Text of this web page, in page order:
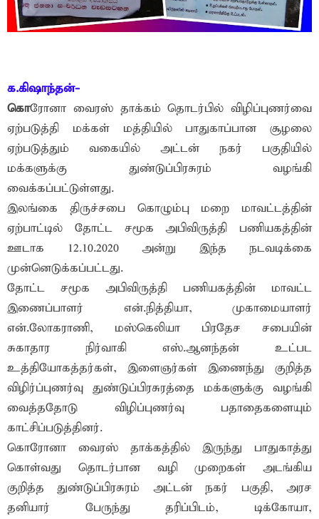
க.கிஷாந்தன்-
கொரோனா வைரஸ் தாக்கம் தொடர்பில் விழிப்புணர்வை
ஏற்படுத்தி மக்கள் மத்தியில் பாதுகாப்பான சூழலை
ஏற்படுத்தும் வகையில் அட்டன் நகர் பகுதியில்
மக்களுக்கு துண்டுப்பிரசுரம் வழங்கி
வைக்கப்பட்டுள்ளது.
இலங்கை திருச்சபை கொழும்பு மறை மாவட்டத்தின்
ஏற்பாட்டில் தோட்ட சமூக அபிவிருத்தி பணியகத்தின்
ஊடாக 12.10.2020 அன்று இந்த நடவடிக்கை
முன்னெடுக்கப்பட்டது.
தோட்ட சமூக அபிவிருத்தி பணியகத்தின் மாவட்ட
இணைப்பாளர் என்.நித்தியா, முகாமையாளர்
என்.லோகராணி, மஸ்கெலியா பிரதேச சபையின்
சுகாதார நிர்வாகி எஸ்.ஆனந்தன் உட்பட
உத்தியோகத்தர்கள், இளைஞர்கள் இணைந்து குறித்த
விழிர்ப்புணர்வு துண்டுப்பிரசுரத்தை மக்களுக்கு வழங்கி
வைத்ததோடு விழிப்புணர்வு பதாதைகளையும்
காட்சிப்படுத்தினர்.
கொரோனா வைரஸ் தாக்கத்தில் இருந்து பாதுகாத்து
கொள்வது தொடர்பான வழி முறைகள் அடங்கிய
குறித்த துண்டுப்பிரசுரம் அட்டன் நகர் பகுதி, அரச
தனியார் பேருந்து தரிப்பிடம், டிக்கோயா,